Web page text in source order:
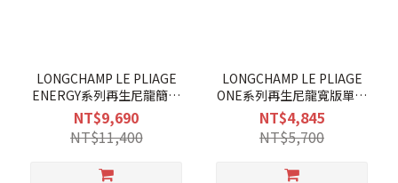
LONGCHAMP LE PLIAGE
ENERGY系列再生尼龍簡約
後背包(大/可可)
NT$9,690
NT$11,400
LONGCHAMP LE PLIAGE
ONE系列再生尼龍寬版單色
摺疊肩背/手提水餃包(大/酒
紅)
NT$4,845
NT$5,700